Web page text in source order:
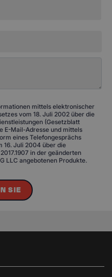
mittels elektronischer
vom 18. Juli 2002 über die
(Gesetzblatt
E-Mail-Adresse und mittels
eines Telefongesprächs
16. Juli 2004 über die
in der geänderten
LLC angebotenen Produkte.
SIE